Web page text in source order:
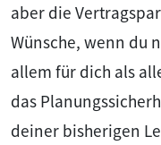
aber die
Wünsche, wenn du
allem für dich als
das
deiner bisherigen